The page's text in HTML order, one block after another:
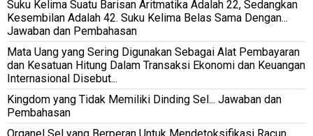
Suku Kelima Suatu Barisan Aritmatika Adalah 22, Sedangkan
Kesembilan Adalah 42. Suku Kelima Belas Sama Dengan...
Jawaban dan Pembahasan
Mata Uang yang Sering Digunakan Sebagai Alat Pembayaran
dan Kesatuan Hitung Dalam Transaksi Ekonomi dan Keuangan
Internasional Disebut...
Kingdom yang Tidak Memiliki Dinding Sel... Jawaban dan
Pembahasan